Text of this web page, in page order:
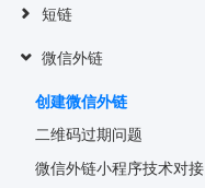
短链
微信外链
创建微信外链
二维码过期问题
微信外链小程序技术对接